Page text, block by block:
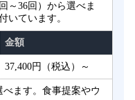
～36回）から選べま
いています。
金額
37,400円（税込）～
べます。食事提案やウ